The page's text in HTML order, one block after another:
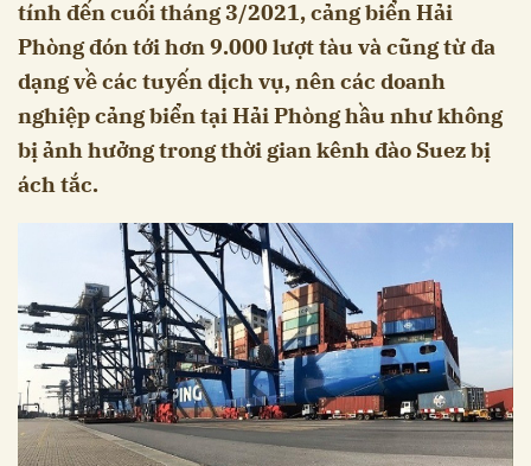
tính đến cuối tháng 3/2021, cảng biển Hải
Phòng đón tới hơn 9.000 lượt tàu và cũng từ đa
dạng về các tuyến dịch vụ, nên các doanh
nghiệp cảng biển tại Hải Phòng hầu như không
bị ảnh hưởng trong thời gian kênh đào Suez bị
ách tắc.
Hủy